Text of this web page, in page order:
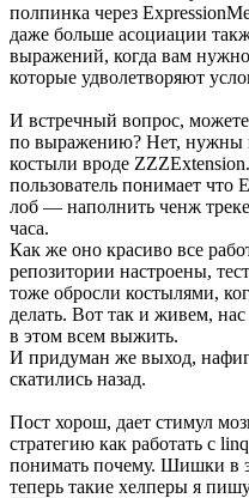
полпинка через
даже больше асоциации
выражений, когда вам нужно
которые удволетворяют
И встречный вопрос,
по выражению? Нет, нужны
костыли вроде
пользователь понимает что
лоб — наполнить ченж
часа.
Как же оно красиво все
репозитории настроены,
тоже обросли костылями,
делать. Вот так и живем,
в этом всем выжить.
И придуман же выход,
скатились назад.
Пост хорош, дает стимул
стратегию как работать с
понимать почему. Шишки в
теперь такие хелперы я